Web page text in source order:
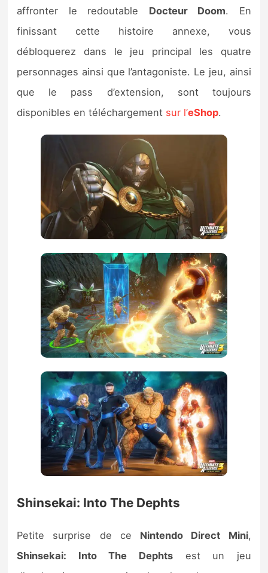
affronter le redoutable Docteur Doom. En
finissant cette histoire annexe, vous
débloquerez dans le jeu principal les quatre
personnages ainsi que l’antagoniste. Le jeu, ainsi
que le pass d’extension, sont toujours
disponibles en téléchargement sur l’eShop.
Shinsekai: Into The Dephts
Petite surprise de ce Nintendo Direct Mini,
Shinsekai: Into The Dephtsest un jeu